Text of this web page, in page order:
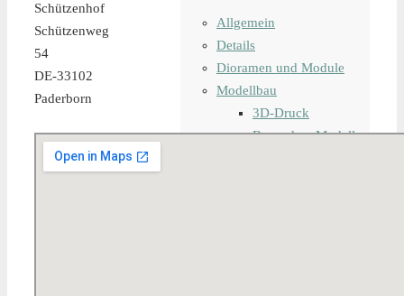
Schützenhof
Schützenweg
54
DE-33102
Paderborn
Allgemein
Details
Dioramen und Module
Modellbau
3D-Druck
Besondere Modelle